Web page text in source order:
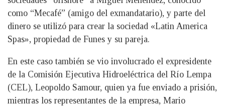
como “Mecafé” (amigo del exmandatario), y parte del
dinero se utilizó para crear la sociedad «Latin America
Spas», propiedad de Funes y su pareja.
En este caso también se vio involucrado el expresidente
de la Comisión Ejecutiva Hidroeléctrica del Río Lempa
(CEL), Leopoldo Samour, quien ya fue enviado a prisión,
mientras los representantes de la empresa, Mario